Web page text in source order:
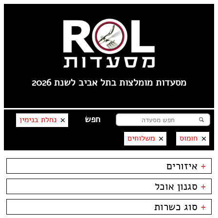
מסעדות מומלצות בתל אביב לשנת 2026
נחלת בנימין
חומוס
משלוחים
+ איזורים
שוק הפשפשים
צהלה
לילינבלום
תל אביב
+ סגנון אוכל
בשרים
דגים
ביסטרו
+ סוג כשרות